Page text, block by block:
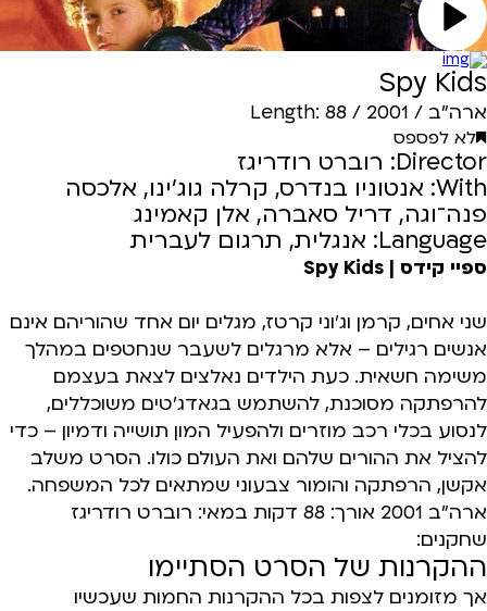
Spy Kids
ארה"ב / 2001 / Length: 88
לא לפספס
Director: רוברט רודריגז
With: אנטוניו בנדרס, קרלה גוג’ינו, אלכסה
פנה־וגה, דריל סאברה, אלן קאמינג
Language: אנגלית, תרגום לעברית
ספיי קידס | Spy Kids
שני אחים, קרמן וג'וני קרטז, מגלים יום אחד שהוריהם אינם
אנשים רגילים – אלא מרגלים לשעבר שנחטפים במהלך
משימה חשאית. כעת הילדים נאלצים לצאת בעצמם
להרפתקה מסוכנת, להשתמש בגאדג'טים משוכללים,
לנסוע בכלי רכב מוזרים ולהפעיל המון תושייה ודמיון – כדי
להציל את ההורים שלהם ואת העולם כולו. הסרט משלב
אקשן, הרפתקה והומור צבעוני שמתאים לכל המשפחה.
ארה"ב 2001 אורך: 88 דקות במאי: רוברט רודריגז
שחקנים:
ההקרנות של הסרט הסתיימו
אך מזומנים לצפות בכל ההקרנות החמות שעכשיו